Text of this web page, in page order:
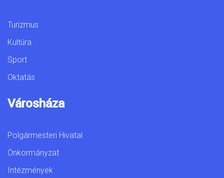
Turizmus
Kultúra
Sport
Oktatás
Városháza
Polgármesteri Hivatal
Önkormányzat
Intézmények